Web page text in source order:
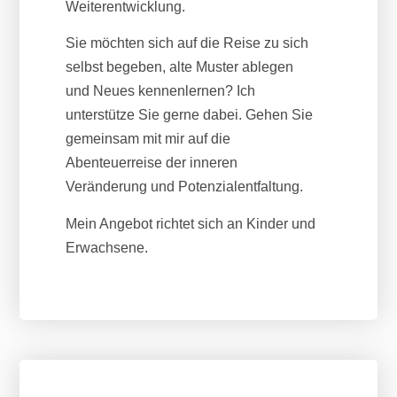
Weiterentwicklung.
Sie möchten sich auf die Reise zu sich
selbst begeben, alte Muster ablegen
und Neues kennenlernen? Ich
unterstütze Sie gerne dabei. Gehen Sie
gemeinsam mit mir auf die
Abenteuerreise der inneren
Veränderung und Potenzialentfaltung.
Mein Angebot richtet sich an Kinder und
Erwachsene.